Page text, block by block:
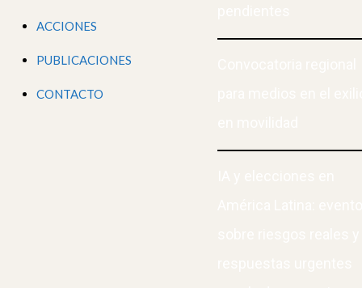
ACCIONES
PUBLICACIONES
CONTACTO